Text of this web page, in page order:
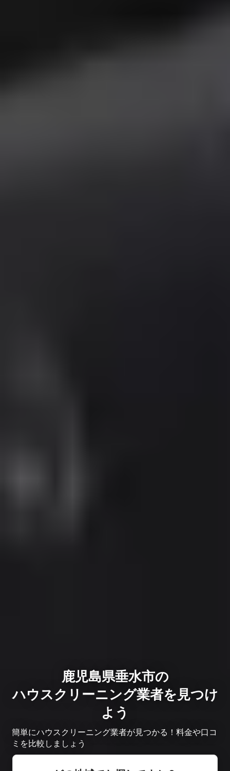
鹿児島県垂水市の
ハウスクリーニング業者を見つけ
よう
簡単にハウスクリーニング業者が見つかる！料金や口コ
ミを比較しましょう